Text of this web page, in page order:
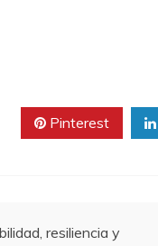
Pinterest
resiliencia y